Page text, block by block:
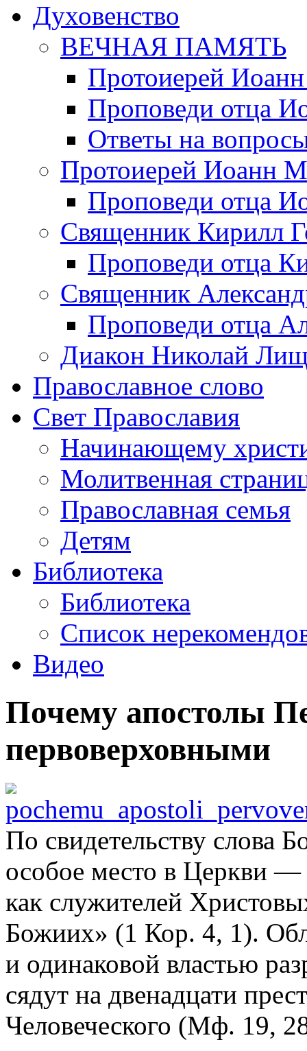
Духовенство
ВЕЧНАЯ ПАМЯТЬ
Протоиерей
Проповеди отца
Ответы на
Протоиерей Иоанн
Проповеди отца
Священник Кирилл
Проповеди отца
Священник
Проповеди отца
Диакон Николай
Православное слово
Свет Православия
Начинающему
Молитвенная
Православная семья
Детям
Библиотека
Библиотека
Список
Видео
Почему апостолы
первоверховными
По свидетельству слова
особое место в Церкви
как служителей
Божиих» (1 Кор. 4, 1).
и одинаковой властью
сядут на двенадцати
Человеческого (Мф. 19,